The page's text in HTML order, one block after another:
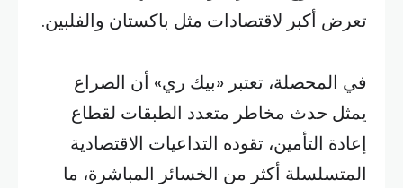
تعرض أكبر لاقتصادات مثل باكستان والفلبين.
في المحصلة، تعتبر «بيك ري» أن الصراع
يمثل حدث مخاطر متعدد الطبقات لقطاع
إعادة التأمين، تقوده التداعيات الاقتصادية
المتسلسلة أكثر من الخسائر المباشرة، ما